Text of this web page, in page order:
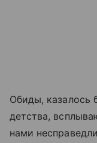
Обиды, казалось
детства,
нами